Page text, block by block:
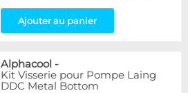
Ajouter au panier
Alphacool -
Kit Visserie pour Pompe Laing
DDC Metal Bottom